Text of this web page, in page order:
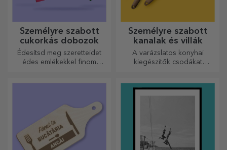
Személyre szabott
cukorkás dobozok
Édesítsd meg szeretteidet
édes emlékekkel finom
Személyre szabott
kanalak és villák
A varázslatos konyhai
kiegészítők csodákat
legkifinomultabb receptek